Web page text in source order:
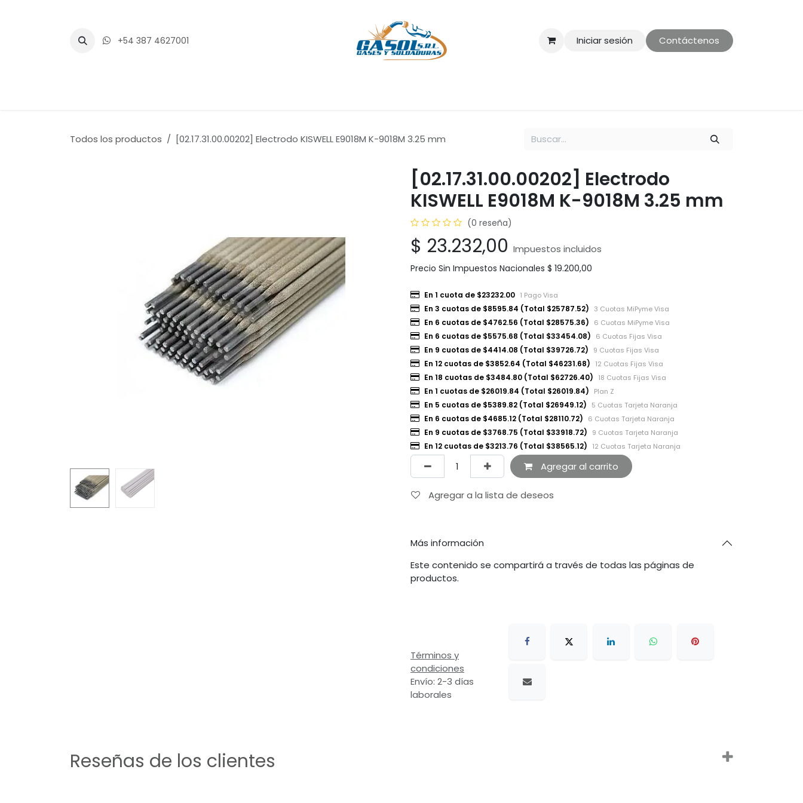
+54 387 4627001 Iniciar sesión Contáctenos
Todos los productos [02.17.31.00.00202] Electrodo KISWELL E9018M K-9018M 3.25 mm
[02.17.31.00.00202] Electrodo
KISWELL E9018M K-9018M 3.25 mm
(0 reseña)
$ 23.232,00 Impuestos incluidos
Precio Sin Impuestos Nacionales $ 19.200,00
En 1 cuota de $23232.00 1 Pago Visa
En 3 cuotas de $8595.84 (Total $25787.52) 3 Cuotas MiPyme Visa
En 6 cuotas de $4762.56 (Total $28575.36) 6 Cuotas MiPyme Visa
En 6 cuotas de $5575.68 (Total $33454.08) 6 Cuotas Fijas Visa
En 9 cuotas de $4414.08 (Total $39726.72) 9 Cuotas Fijas Visa
En 12 cuotas de $3852.64 (Total $46231.68) 12 Cuotas Fijas Visa
En 18 cuotas de $3484.80 (Total $62726.40) 18 Cuotas Fijas Visa
En 1 cuotas de $26019.84 (Total $26019.84) Plan Z
En 5 cuotas de $5389.82 (Total $26949.12) 5 Cuotas Tarjeta Naranja
En 6 cuotas de $4685.12 (Total $28110.72) 6 Cuotas Tarjeta Naranja
En 9 cuotas de $3768.75 (Total $33918.72) 9 Cuotas Tarjeta Naranja
En 12 cuotas de $3213.76 (Total $38565.12) 12 Cuotas Tarjeta Naranja
Agregar al carrito
Agregar a la lista de deseos
Más información
Este contenido se compartirá a través de todas las páginas de
productos.
Términos y
condiciones
Envío: 2-3 días
laborales
Reseñas de los clientes